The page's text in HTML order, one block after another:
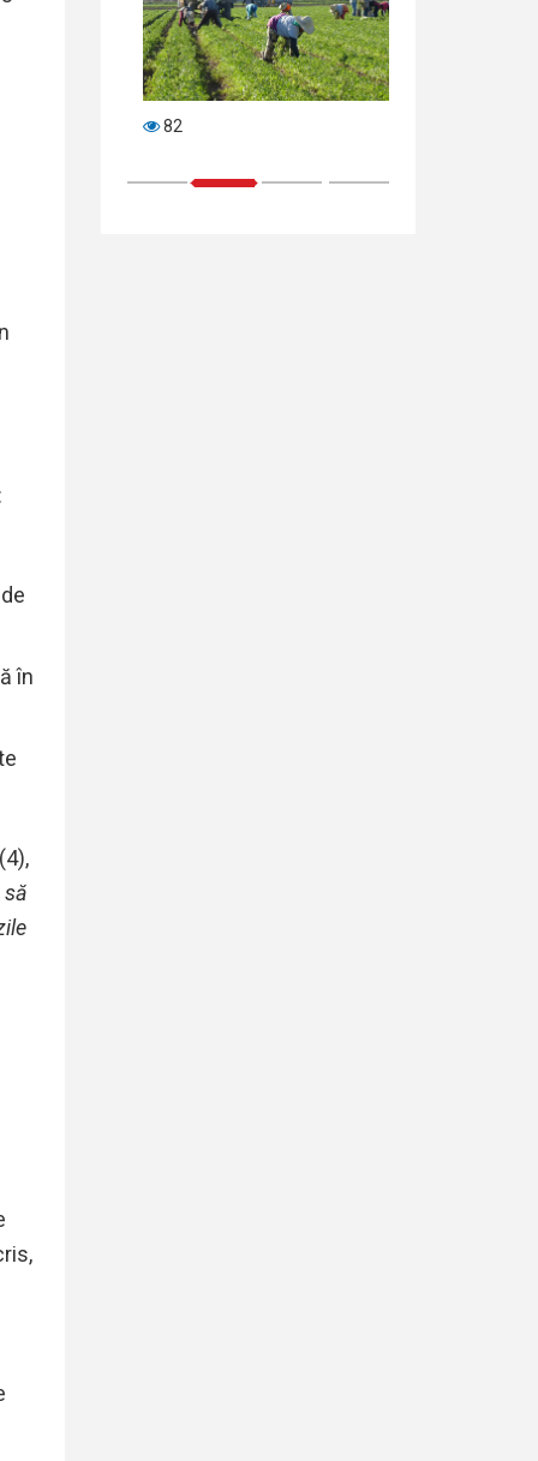
în
să
82
1 2 3 4